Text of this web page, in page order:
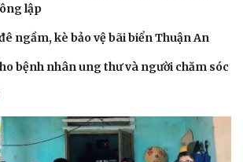
lập
ngầm, kè bảo vệ bãi biển Thuận An
bệnh nhân ung thư và người chăm sóc